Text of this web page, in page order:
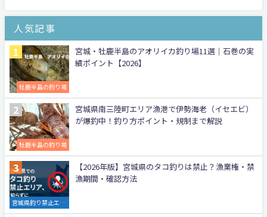
人気記事
牡鹿半島の釣り場
宮城・牡鹿半島のアオリイカ釣り場11選｜石巻の実
績ポイント【2026】
牡鹿半島の釣り場
宮城県南三陸町エリア漁港で伊勢海老（イセエビ）
が爆釣中！釣り方ポイント・規制まで解説
宮城県釣り禁止エリ
ア
【2026年版】宮城県のタコ釣りは禁止？漁業権・禁
漁期間・確認方法